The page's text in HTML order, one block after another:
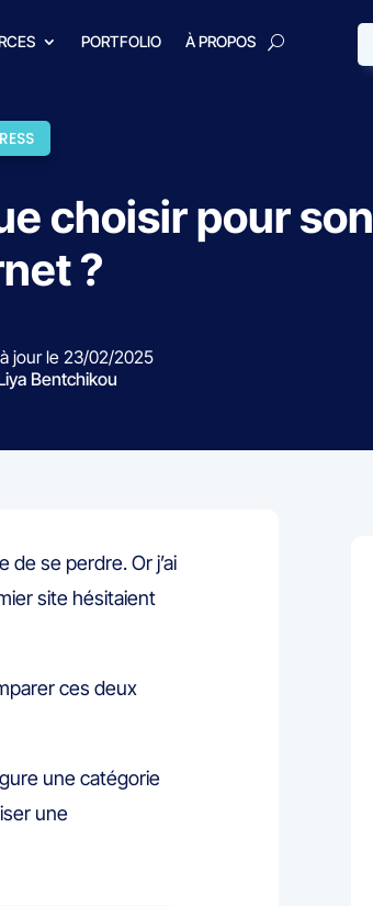
PORTFOLIO À PROPOS
choisir pour son
?
jour le 23/02/2025
Bentchikou
se perdre. Or j’ai
site hésitaient
ces deux
une catégorie
une